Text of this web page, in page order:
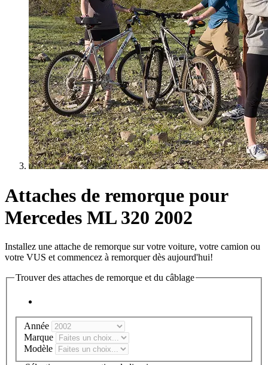
Attaches de remorque pour
Mercedes ML 320 2002
Installez une attache de remorque sur votre voiture, votre camion ou
votre VUS et commencez à remorquer dès aujourd'hui!
Trouver des attaches de remorque et du câblage
Année
Marque
Modèle